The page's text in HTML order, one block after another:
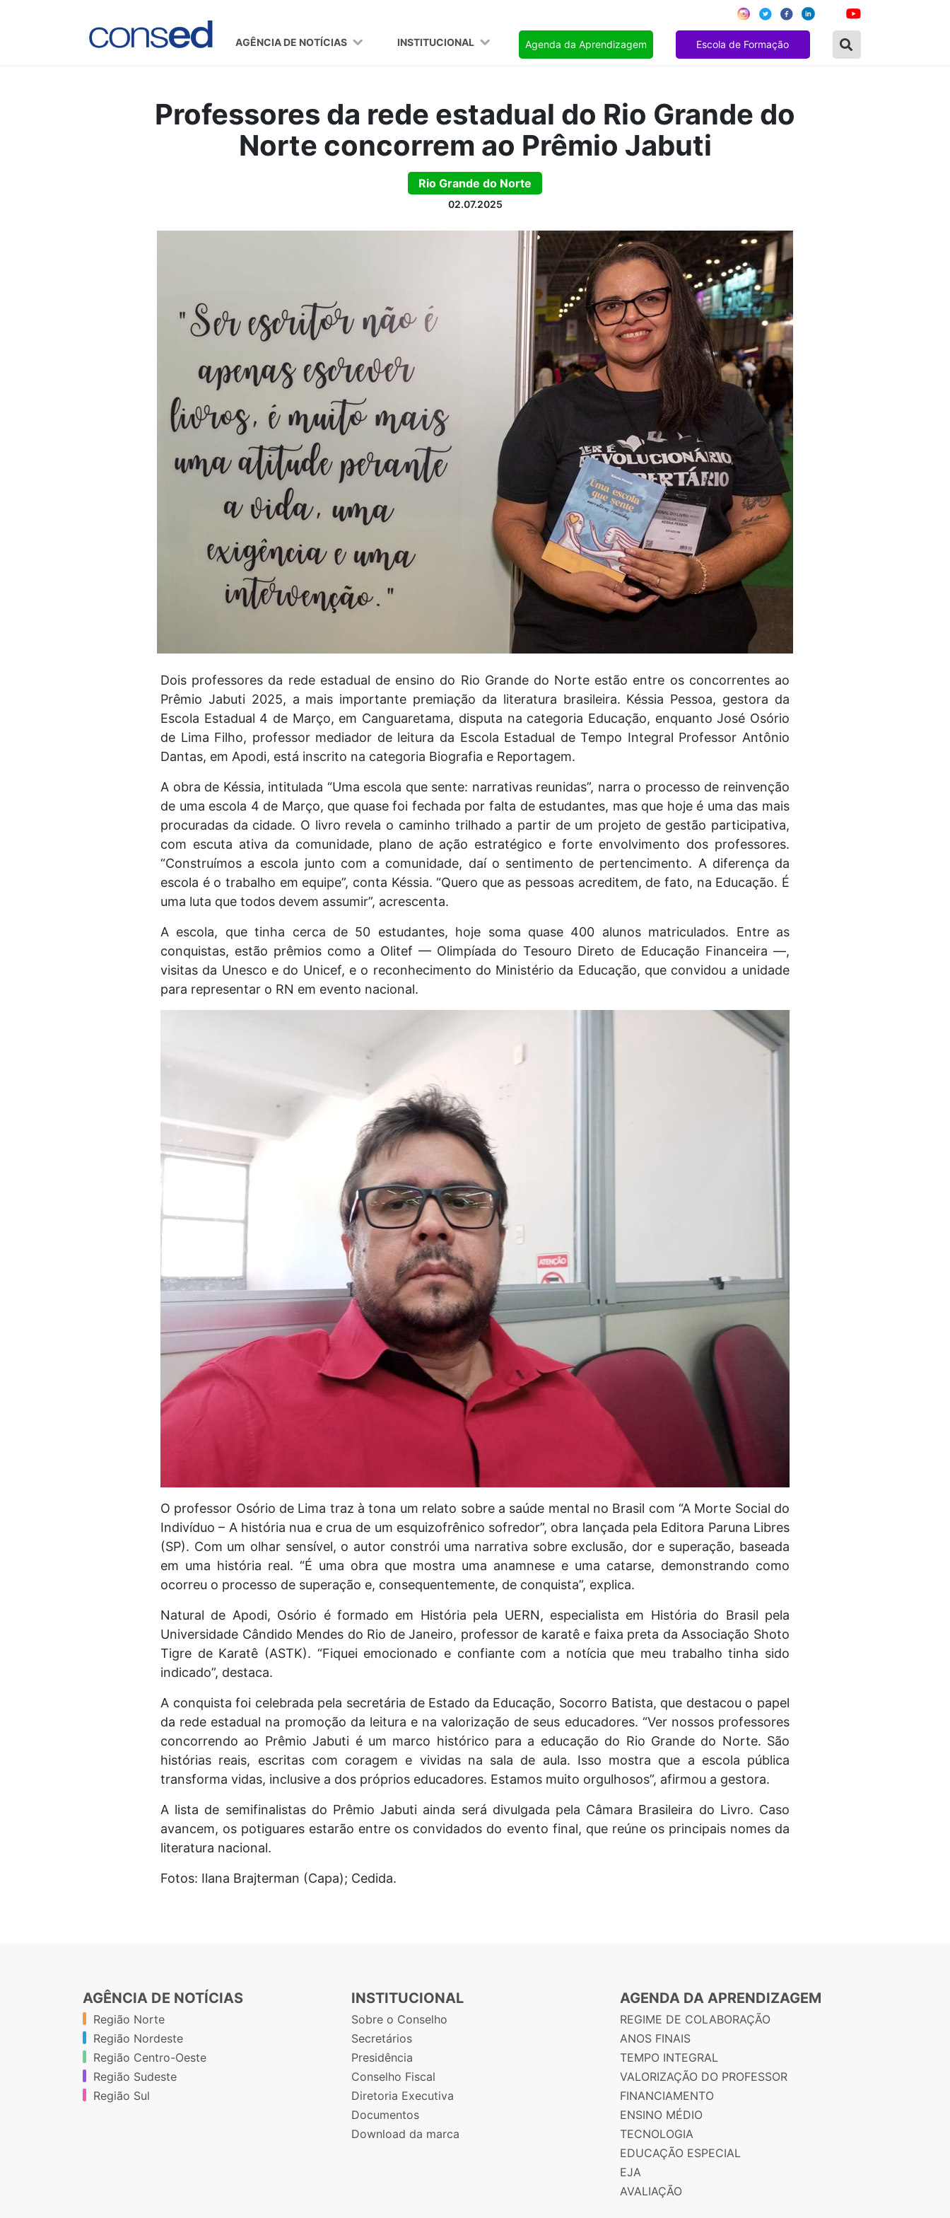
AGÊNCIA DE NOTÍCIAS INSTITUCIONAL Agenda da Aprendizagem Escola de Formação
Professores da rede estadual do Rio Grande do
Norte concorrem ao Prêmio Jabuti
Rio Grande do Norte
02.07.2025
Dois professores da rede estadual de ensino do Rio Grande do Norte estão entre os concorrentes ao
Prêmio Jabuti 2025, a mais importante premiação da literatura brasileira. Késsia Pessoa, gestora da
Escola Estadual 4 de Março, em Canguaretama, disputa na categoria Educação, enquanto José Osório
de Lima Filho, professor mediador de leitura da Escola Estadual de Tempo Integral Professor Antônio
Dantas, em Apodi, está inscrito na categoria Biografia e Reportagem.
A obra de Késsia, intitulada “Uma escola que sente: narrativas reunidas”, narra o processo de reinvenção
de uma escola 4 de Março, que quase foi fechada por falta de estudantes, mas que hoje é uma das mais
procuradas da cidade. O livro revela o caminho trilhado a partir de um projeto de gestão participativa,
com escuta ativa da comunidade, plano de ação estratégico e forte envolvimento dos professores.
“Construímos a escola junto com a comunidade, daí o sentimento de pertencimento. A diferença da
escola é o trabalho em equipe”, conta Késsia. “Quero que as pessoas acreditem, de fato, na Educação. É
uma luta que todos devem assumir”, acrescenta.
A escola, que tinha cerca de 50 estudantes, hoje soma quase 400 alunos matriculados. Entre as
conquistas, estão prêmios como a Olitef — Olimpíada do Tesouro Direto de Educação Financeira —,
visitas da Unesco e do Unicef, e o reconhecimento do Ministério da Educação, que convidou a unidade
para representar o RN em evento nacional.
O professor Osório de Lima traz à tona um relato sobre a saúde mental no Brasil com “A Morte Social do
Indivíduo – A história nua e crua de um esquizofrênico sofredor”, obra lançada pela Editora Paruna Libres
(SP). Com um olhar sensível, o autor constrói uma narrativa sobre exclusão, dor e superação, baseada
em uma história real. “É uma obra que mostra uma anamnese e uma catarse, demonstrando como
ocorreu o processo de superação e, consequentemente, de conquista”, explica.
Natural de Apodi, Osório é formado em História pela UERN, especialista em História do Brasil pela
Universidade Cândido Mendes do Rio de Janeiro, professor de karatê e faixa preta da Associação Shoto
Tigre de Karatê (ASTK). “Fiquei emocionado e confiante com a notícia que meu trabalho tinha sido
indicado”, destaca.
A conquista foi celebrada pela secretária de Estado da Educação, Socorro Batista, que destacou o papel
da rede estadual na promoção da leitura e na valorização de seus educadores. “Ver nossos professores
concorrendo ao Prêmio Jabuti é um marco histórico para a educação do Rio Grande do Norte. São
histórias reais, escritas com coragem e vividas na sala de aula. Isso mostra que a escola pública
transforma vidas, inclusive a dos próprios educadores. Estamos muito orgulhosos”, afirmou a gestora.
A lista de semifinalistas do Prêmio Jabuti ainda será divulgada pela Câmara Brasileira do Livro. Caso
avancem, os potiguares estarão entre os convidados do evento final, que reúne os principais nomes da
literatura nacional.
Fotos: Ilana Brajterman (Capa); Cedida.
AGÊNCIA DE NOTÍCIAS
Região Norte
Região Nordeste
Região Centro-Oeste
Região Sudeste
Região Sul
INSTITUCIONAL
Sobre o Conselho
Secretários
Presidência
Conselho Fiscal
Diretoria Executiva
Documentos
Download da marca
AGENDA DA APRENDIZAGEM
REGIME DE COLABORAÇÃO
ANOS FINAIS
TEMPO INTEGRAL
VALORIZAÇÃO DO PROFESSOR
FINANCIAMENTO
ENSINO MÉDIO
TECNOLOGIA
EDUCAÇÃO ESPECIAL
EJA
AVALIAÇÃO